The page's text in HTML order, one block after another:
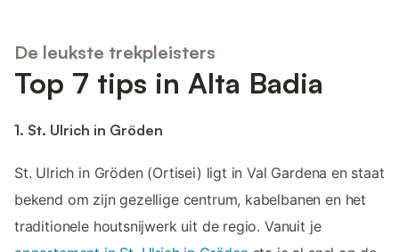
De leukste trekpleisters
Top 7 tips in Alta Badia
1. St. Ulrich in Gröden
St. Ulrich in Gröden (Ortisei) ligt in Val Gardena en staat
bekend om zijn gezellige centrum, kabelbanen en het
traditionele houtsnijwerk uit de regio. Vanuit je